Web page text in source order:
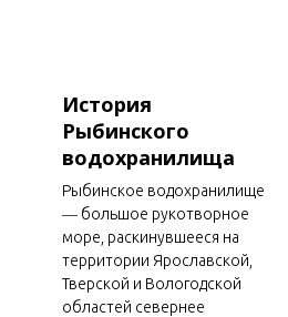
История
Рыбинского
водохранилища
Рыбинское водохранилище
― большое рукотворное
море, раскинувшееся на
территории Ярославской,
Тверской и Вологодской
областей севернее